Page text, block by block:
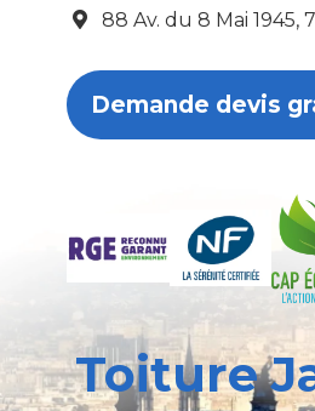
88 Av. du 8 Mai 1945,
Demande devis
Toiture